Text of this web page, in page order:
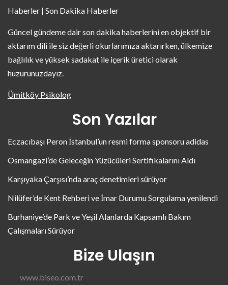
Haberler | Son Dakika Haberler
Güncel gündeme dair son dakika haberlerini en objektif bir
aktarım dili ile siz değerli okurlarımıza aktarırken, ülkemize
bağlılık ve yüksek sadakat ile içerik üretici olarak
huzurunuzdayız.
Ümitköy Psikolog
Son Yazılar
Eczacıbaşı Peron İstanbul’un resmi forma sponsoru adidas
Osmangazi’de Geleceğin Yüzücüleri Sertifikalarını Aldı
Karşıyaka Çarşısı’nda araç denetimleri sürüyor
Nilüfer’de Kent Rehberi ve İmar Durumu Sorgulama yenilendi
Burhaniye’de Park ve Yeşil Alanlarda Kapsamlı Bakım
Çalışmaları Sürüyor
Bize Ulaşın
www.biseo.com.tr